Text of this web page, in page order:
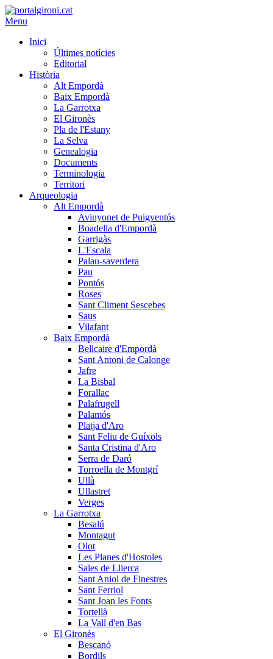
Menu
Inici
Últimes notícies
Editorial
Història
Alt Empordà
Baix Empordà
La Garrotxa
El Gironès
Pla de l'Estany
La Selva
Genealogia
Documents
Terminologia
Territori
Arqueologia
Alt Empordà
Avinyonet de Puigventós
Boadella d'Empordà
Garrigàs
L'Escala
Palau-saverdera
Pau
Pontós
Roses
Sant Climent Sescebes
Saus
Vilafant
Baix Empordà
Bellcaire d'Empordà
Sant Antoni de Calonge
Jafre
La Bisbal
Forallac
Palafrugell
Palamós
Platja d'Aro
Sant Feliu de Guíxols
Santa Cristina d'Aro
Serra de Daró
Torroella de Montgrí
Ullà
Ullastret
Verges
La Garrotxa
Besalú
Montagut
Olot
Les Planes d'Hostoles
Sales de Llierca
Sant Aniol de Finestres
Sant Ferriol
Sant Joan les Fonts
Tortellà
La Vall d'en Bas
El Gironès
Bescanó
Bordils